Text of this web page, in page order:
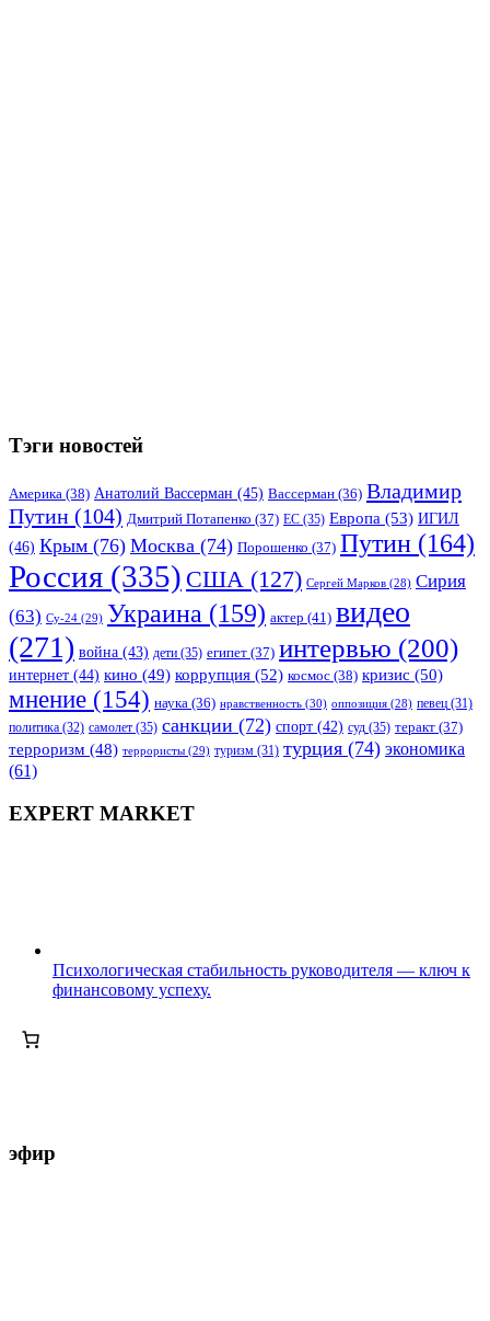
Тэги новостей
Америка (38) Анатолий Вассерман (45) Вассерман (36) Владимир
Путин (104) Дмитрий Потапенко (37) ЕС (35) Европа (53) ИГИЛ
(46) Крым (76) Москва (74) Порошенко (37) Путин (164)
Россия (335) США (127) Сергей Марков (28) Сирия
(63) Су-24 (29) Украина (159) актер (41) видео
(271) война (43) дети (35) египет (37) интервью (200)
интернет (44) кино (49) коррупция (52) космос (38) кризис (50)
мнение (154) наука (36) нравственность (30) оппозиция (28) певец (31)
политика (32) самолет (35) санкции (72) спорт (42) суд (35) теракт (37)
терроризм (48) террористы (29) туризм (31) турция (74) экономика
(61)
EXPERT MARKET
Психологическая стабильность руководителя — ключ к
финансовому успеху.
эфир